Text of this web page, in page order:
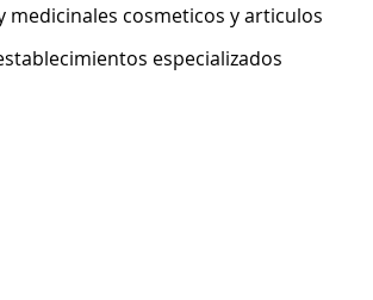
medicinales cosmeticos y articulos
especializados